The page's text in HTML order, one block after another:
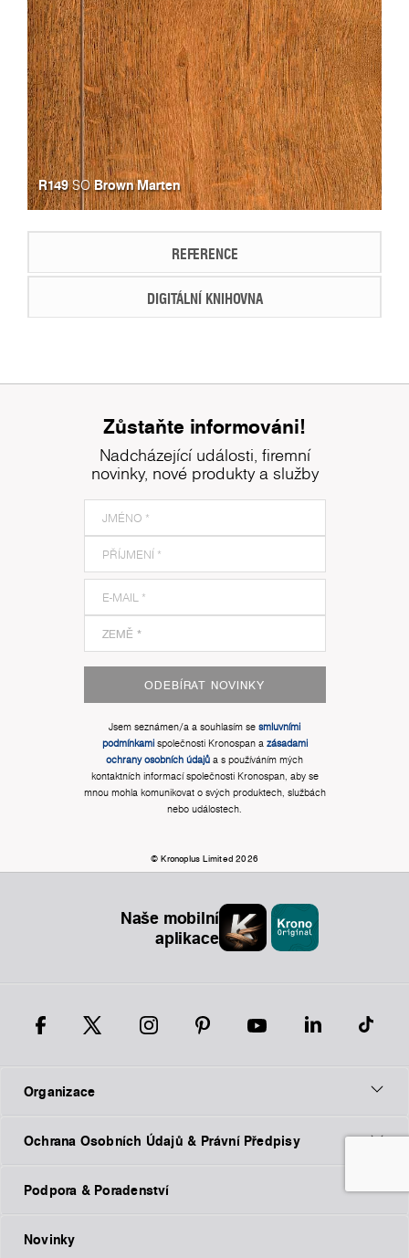
R149SOBrown Marten
REFERENCE
DIGITÁLNÍ KNIHOVNA
Zůstaňte informováni!
Nadcházející události, firemní
novinky, nové produkty a služby
ODEBÍRAT NOVINKY
Jsem seznámen/a a souhlasím se smluvními
podmínkamispolečnosti Kronospan a zásadami
ochrany osobních údajů a s používáním mých
kontaktních informací společnosti Kronospan, aby se
mnou mohla komunikovat o svých produktech, službách
nebo událostech.
© Kronoplus Limited 2026
Naše mobilní
aplikace
Organizace
Ochrana Osobních Údajů & Právní Předpisy
Podpora & Poradenství
Novinky